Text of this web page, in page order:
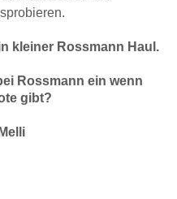
kleiner Rossmann Haul.
Rossmann ein wenn
gibt?